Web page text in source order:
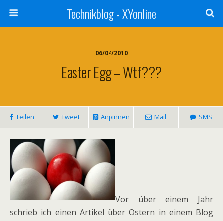
Technikblog - XYonline
06/04/2010
Easter Egg – Wtf???
Teilen Tweet Anpinnen Mail SMS
Vor über einem Jahr
schrieb ich einen Artikel über Ostern in einem Blog